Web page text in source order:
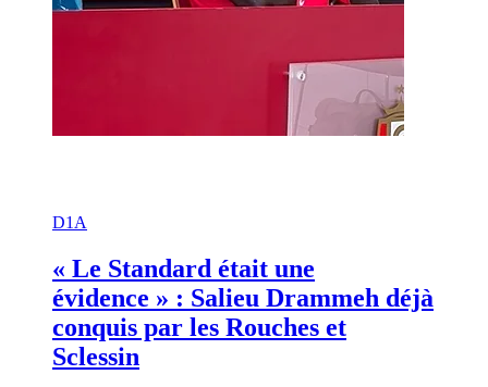
D1A
« Le Standard était une
évidence » : Salieu Drammeh déjà
conquis par les Rouches et
Sclessin